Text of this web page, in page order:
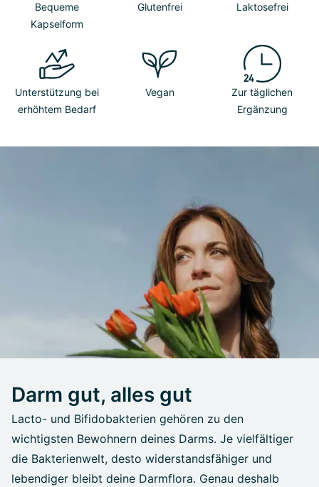
Bequeme
Kapselform
Glutenfrei Laktosefrei
Unterstützung bei
erhöhtem Bedarf
Vegan
Zur täglichen
Ergänzung
Darm gut, alles gut
Lacto- und Bifidobakterien gehören zu den
wichtigsten Bewohnern deines Darms. Je vielfältiger
die Bakterienwelt, desto widerstandsfähiger und
lebendiger bleibt deine Darmflora. Genau deshalb